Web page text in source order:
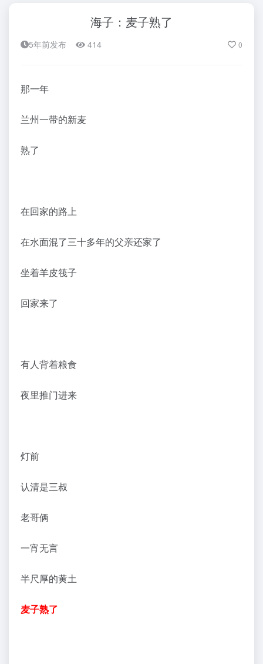
海子：麦子熟了
5年前发布 414 0
那一年
兰州一带的新麦
熟了
在回家的路上
在水面混了三十多年的父亲还家了
坐着羊皮筏子
回家来了
有人背着粮食
夜里推门进来
灯前
认清是三叔
老哥俩
一宵无言
半尺厚的黄土
麦子熟了